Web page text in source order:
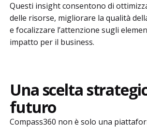
Questi insight consentono di
delle risorse, migliorare la qualità
e focalizzare l’attenzione sugli
impatto per il business.
Una scelta
futuro
Compass360 non è solo una